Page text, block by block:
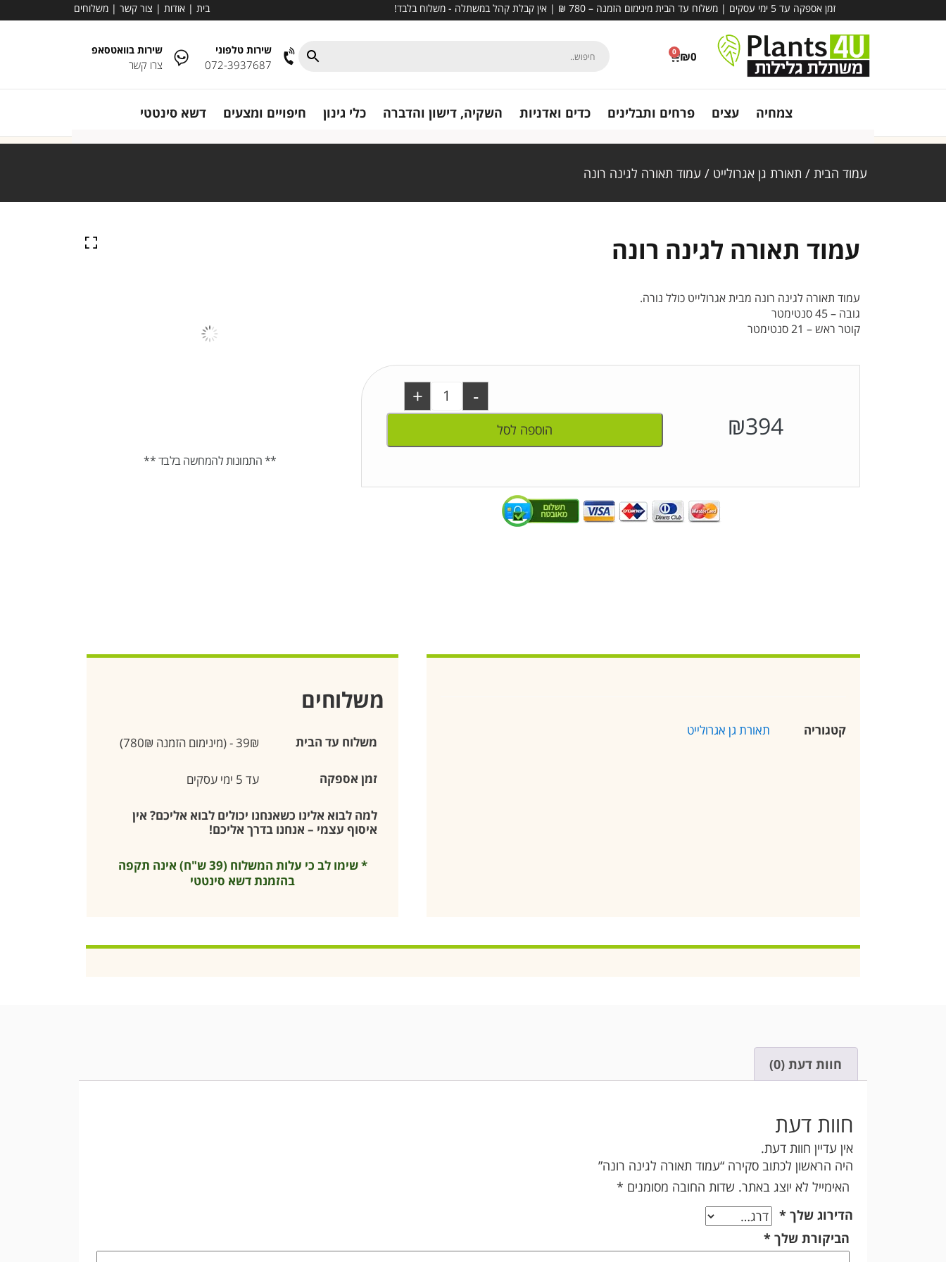
זמן אספקה עד 5 ימי עסקים | משלוח עד הבית מינימום הזמנה – 780 ₪ | אין קבלת קהל במשתלה - משלוח בלבד! בית| אודות| צור קשר| משלוחים
₪0
0 שירות טלפוני
072-3937687
שירות בוואטסאפ
צרו קשר
צמחיה עצים פרחים ותבלינים כדים ואדניות השקיה, דישון והדברה כלי גינון חיפויים ומצעים דשא סינטטי
עמוד הבית / תאורת גן אגרולייט / עמוד תאורה לגינה רונה
עמוד תאורה לגינה רונה
עמוד תאורה לגינה רונה מבית אגרולייט כולל נורה.
גובה – 45 סנטימטר
קוטר ראש – 21 סנטימטר
₪394
-
+
הוספה לסל
** התמונות להמחשה בלבד **
קטגוריה תאורת גן אגרולייט
משלוחים
משלוח עד הבית 39₪ - (מינימום הזמנה 780₪)
זמן אספקה עד 5 ימי עסקים
למה לבוא אלינו כשאנחנו יכולים לבוא אליכם? אין
איסוף עצמי – אנחנו בדרך אליכם!
* שימו לב כי עלות המשלוח (39 ש"ח) אינה תקפה
בהזמנת דשא סינטטי
חוות דעת (0)
חוות דעת
אין עדיין חוות דעת.
היה הראשון לכתוב סקירה “עמוד תאורה לגינה רונה”
האימייל לא יוצג באתר. שדות החובה מסומנים *
הדירוג שלך *
הביקורת שלך *